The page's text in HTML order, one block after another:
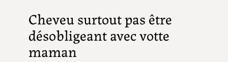
Cheveu surtout pas être
désobligeant avec votte
maman